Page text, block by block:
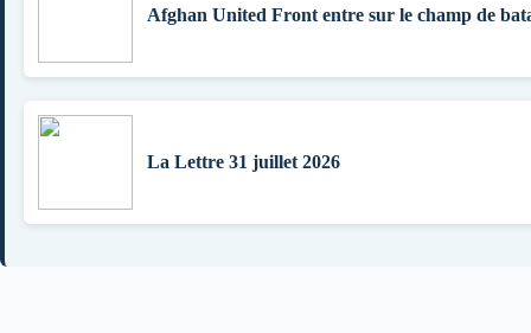
Afghan United Front entre sur le champ de
La Lettre 31 juillet 2026